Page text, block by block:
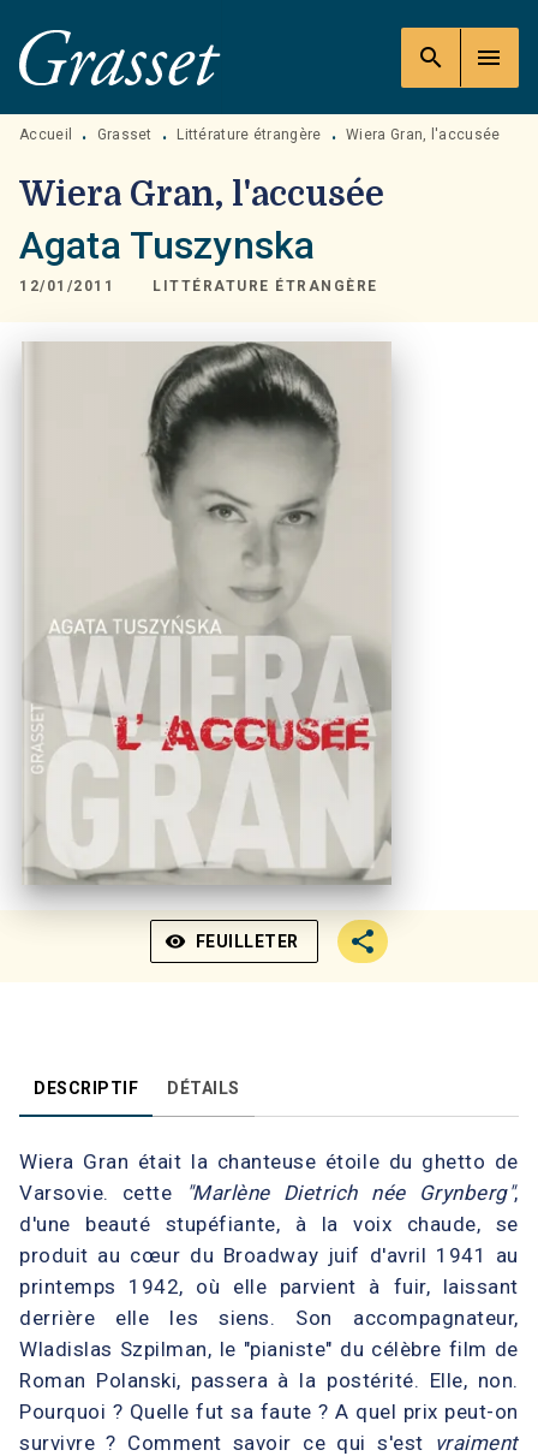
MENU RECHERCHE
PIED DE PAGE
search menu
Accueil • Grasset • Littérature étrangère • Wiera Gran, l'accusée
Wiera Gran, l'accusée
Agata Tuszynska
12/01/2011 LITTÉRATURE ÉTRANGÈRE
visibility FEUILLETER
DESCRIPTIF DÉTAILS
Wiera Gran était la chanteuse étoile du ghetto de
Varsovie. cette
"Marlène Dietrich née Grynberg",
d'une beauté stupéfiante, à la voix chaude, se
produit au cœur du Broadway juif d'avril 1941 au
printemps 1942, où elle parvient à fuir, laissant
derrière elle les siens. Son accompagnateur,
Wladislas Szpilman, le "pianiste" du célèbre film de
Roman Polanski, passera à la postérité. Elle, non.
Pourquoi ? Quelle fut sa faute ? A quel prix peut-on
survivre ? Comment savoir ce qui s'est vraiment